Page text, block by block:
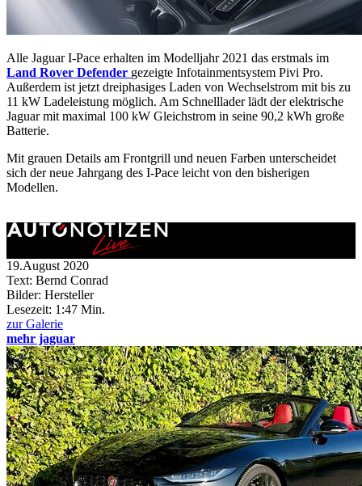
Alle Jaguar I-Pace erhalten im Modelljahr 2021 das erstmals im
Land Rover Defender gezeigte Infotainmentsystem Pivi Pro.
Außerdem ist jetzt dreiphasiges Laden von Wechselstrom mit bis zu
11 kW Ladeleistung möglich. Am Schnelllader lädt der elektrische
Jaguar mit maximal 100 kW Gleichstrom in seine 90,2 kWh große
Batterie.
Mit grauen Details am Frontgrill und neuen Farben unterscheidet
sich der neue Jahrgang des I-Pace leicht von den bisherigen
Modellen.
19.August 2020
Text: Bernd Conrad
Bilder: Hersteller
Lesezeit: 1:47 Min.
zur Galerie
mehr jaguar